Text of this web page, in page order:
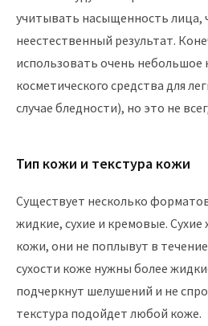
учитывать насыщенность лица,
неестественный результат.
использовать очень небольшое
косметического средства для
случае бледности), но это не
Тип кожи и текстура кожи
Существует несколько
жидкие, сухие и кремовые.
кожи, они не поплывут в
сухости коже нужны более
подчеркнут шелушений и не
текстура подойдет любой коже.